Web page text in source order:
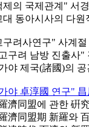
제의 국제관계" 서
대 동아시사의 다
려사연구" 사계절
구려 남방 진출사"
야 제국(諸國)의
야 卓淳國 연구"
濟同盟에 관한 硏
濟同盟期 新羅와